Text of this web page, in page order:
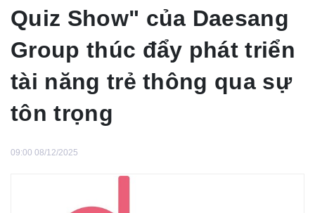
Quiz Show" của Daesang
Group thúc đẩy phát triển
tài năng trẻ thông qua sự
tôn trọng
09:00 08/12/2025